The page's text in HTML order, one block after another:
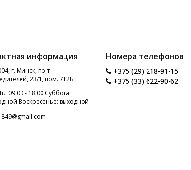
информация
г. Минск, пр-т
23/1, пом. 712Б
09.00 - 18.00 Суббота:
Воскресенье: выходной
Номера телефонов
+375 (29) 218-91-15
+375 (33) 622-90-62